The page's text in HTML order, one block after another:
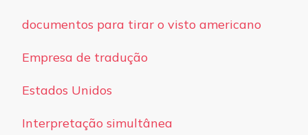
documentos para tirar o visto americano
Empresa de tradução
Estados Unidos
Interpretação simultânea